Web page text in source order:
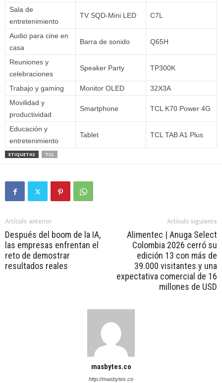
Sala de
entretenimiento
TV SQD-Mini LED C7L
Audio para cine en
casa
Barra de sonido Q65H
Reuniones y
celebraciones
Speaker Party TP300K
Trabajo y gaming Monitor OLED
32X3A
Movilidad y
productividad
Smartphone TCL K70 Power 4G
Educación y
entretenimiento
Tablet TCL TAB A1 Plus
ETIQUETAS TCL
Artículo anterior
Después del boom de la IA,
las empresas enfrentan el
reto de demostrar
resultados reales
Artículo siguiente
Alimentec | Anuga Select
Colombia 2026 cerró su
edición 13 con más de
39.000 visitantes y una
expectativa comercial de 16
millones de USD
masbytes.co
http://masbytes.co